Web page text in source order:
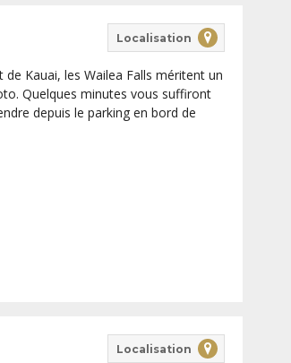
Localisation
de Kauai, les Wailea Falls méritent un
Quelques minutes vous suffiront
depuis le parking en bord de
Localisation